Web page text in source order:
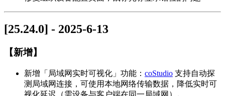
[25.24.0] - 2025-6-13
【新增】
新增「局域网实时可视化」功能： coStudio 支持自动探
测局域网连接，可使用本地网络传输数据，降低实时可
视化延迟（需设备与客户端在同一局域网）。